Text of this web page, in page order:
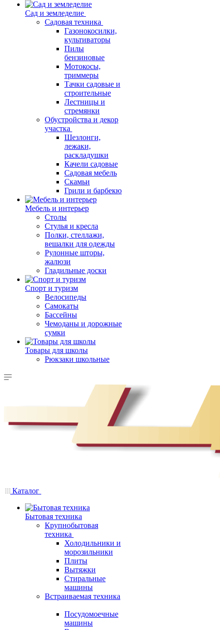
Сад и земледелие
Садовая техника
Газонокосилки,
культиваторы
Пилы
бензиновые
Мотокосы,
триммеры
Тачки садовые и
строительные
Лестницы и
стремянки
Обустройства и декор
участка
Шезлонги,
лежаки,
раскладушки
Качели садовые
Садовая мебель
Скамьи
Грили и барбекю
Мебель и интерьер
Столы
Стулья и кресла
Полки, стеллажи,
вешалки для одежды
Рулонные шторы,
жалюзи
Гладильные доски
Спорт и туризм
Велосипеды
Самокаты
Бассейны
Чемоданы и дорожные
сумки
Товары для школы
Рюкзаки школьные
Каталог
Бытовая техника
Крупнобытовая
техника
Холодильники и
морозильники
Плиты
Вытяжки
Стиральные
машины
Встраиваемая техника
Посудомоечные
машины